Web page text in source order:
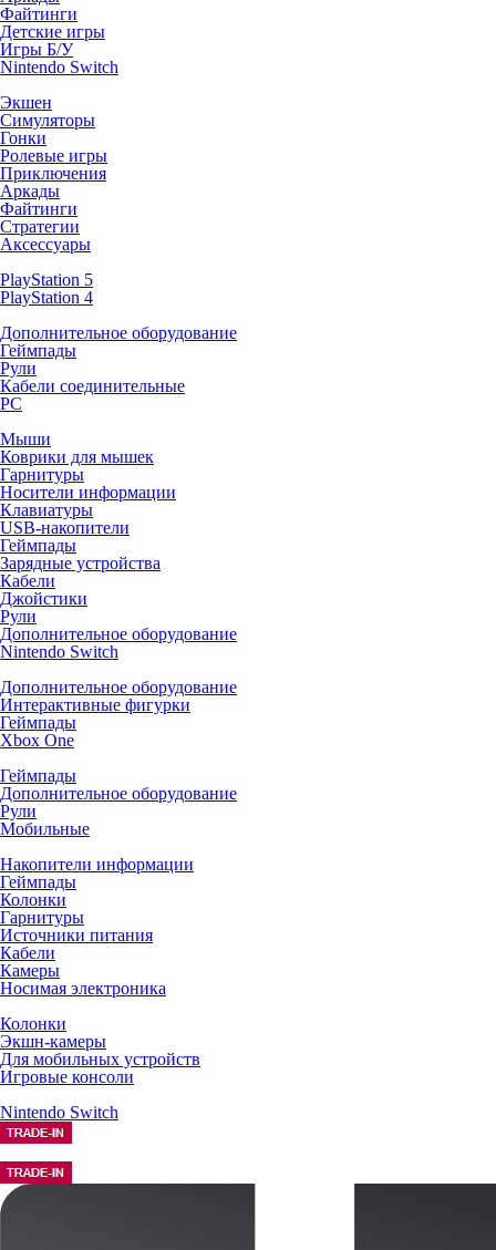
Файтинги
Детские игры
Игры Б/У
Nintendo Switch
Экшен
Симуляторы
Гонки
Ролевые игры
Приключения
Аркады
Файтинги
Стратегии
Аксессуары
PlayStation 5
PlayStation 4
Дополнительное оборудование
Геймпады
Рули
Кабели соединительные
PC
Мыши
Коврики для мышек
Гарнитуры
Носители информации
Клавиатуры
USB-накопители
Геймпады
Зарядные устройства
Кабели
Джойстики
Рули
Дополнительное оборудование
Nintendo Switch
Дополнительное оборудование
Интерактивные фигурки
Геймпады
Xbox One
Геймпады
Дополнительное оборудование
Рули
Мобильные
Накопители информации
Геймпады
Колонки
Гарнитуры
Источники питания
Кабели
Камеры
Носимая электроника
Колонки
Экшн-камеры
Для мобильных устройств
Игровые консоли
Nintendo Switch